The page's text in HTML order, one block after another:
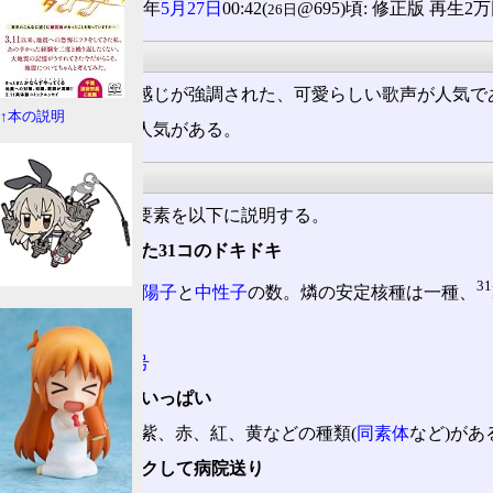
2010(平成22)年5月27日 00:42(26日 @695)頃: 修正版 再生2万
人気
舌足らずで幼い感じが強調された、可愛らしい歌声が人気で
理系な歌詞にも人気がある。
説明
歌詞中の化学的要素を以下に説明する。
小さな胸に秘めた31コのドキドキ
陽子と中性子の数。燐の安定核種は一種、 31
出席番号15番
15=原子番号
カラフルな友達いっぱい
燐には黒、紫、赤、紅、黄などの種類(同素体など)があ
恋の火花スパークして病院送り
↑本の説明